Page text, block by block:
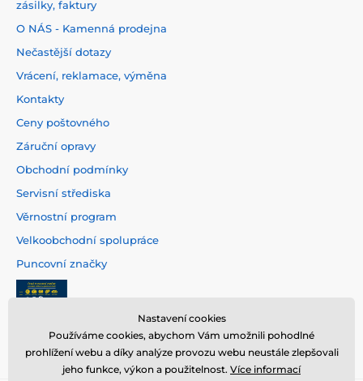
zásilky, faktury
O NÁS - Kamenná prodejna
Nečastější dotazy
Vrácení, reklamace, výměna
Kontakty
Ceny poštovného
Záruční opravy
Obchodní podmínky
Servisní střediska
Věrnostní program
Velkoobchodní spolupráce
Puncovní značky
Nastavení cookies
Používáme cookies, abychom Vám umožnili pohodlné
prohlížení webu a díky analýze provozu webu neustále zlepšovali
jeho funkce, výkon a použitelnost. Více informací